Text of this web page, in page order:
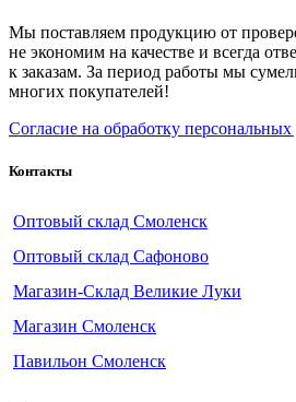
Мы поставляем продукцию от
не экономим на качестве и всегда
к заказам. За период работы мы
многих покупателей!
Согласие на обработку
Контакты
Оптовый склад Смоленск
Оптовый склад Сафоново
Магазин-Склад Великие Луки
Магазин Смоленск
Павильон Смоленск